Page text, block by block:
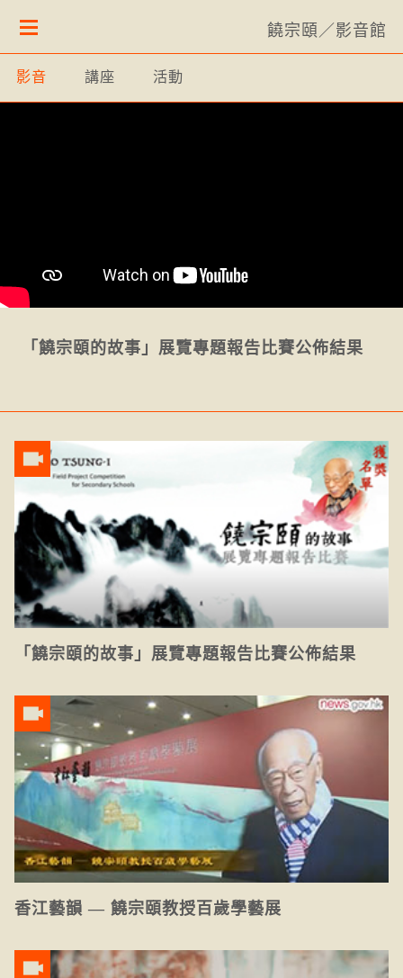
饒宗頤／影音館
影音 講座 活動
「饒宗頤的故事」展覽專題報告比賽公佈結果
「饒宗頤的故事」展覽專題報告比賽公佈結果
香江藝韻 — 饒宗頤教授百歲學藝展